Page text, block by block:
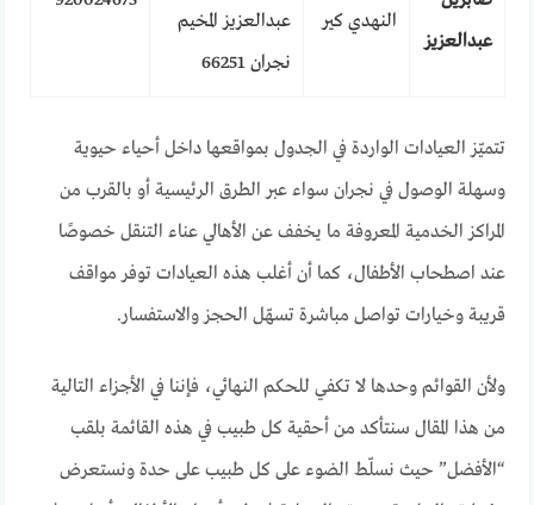
عبدالعزيز
النهدي كير
عبدالعزيز المخيم
نجران 66251
تتميّز العيادات الواردة في الجدول بمواقعها داخل أحياء حيوية
وسهلة الوصول في نجران سواء عبر الطرق الرئيسية أو بالقرب من
المراكز الخدمية المعروفة ما يخفف عن الأهالي عناء التنقل خصوصًا
عند اصطحاب الأطفال، كما أن أغلب هذه العيادات توفر مواقف
قريبة وخيارات تواصل مباشرة تسهّل الحجز والاستفسار.
ولأن القوائم وحدها لا تكفي للحكم النهائي، فإننا في الأجزاء التالية
من هذا المقال سنتأكد من أحقية كل طبيب في هذه القائمة بلقب
“الأفضل” حيث نسلّط الضوء على كل طبيب على حدة ونستعرض